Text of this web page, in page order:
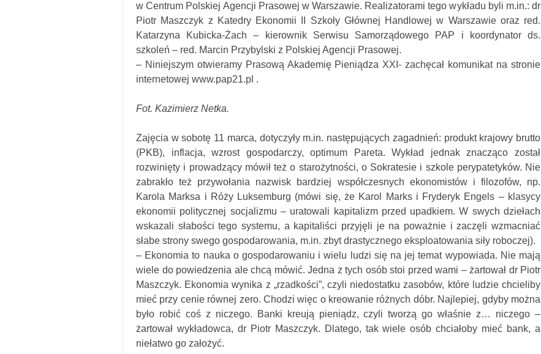
w Centrum Polskiej Agencji Prasowej w Warszawie. Realizatorami tego wykładu byli m.in.: dr
Piotr Maszczyk z Katedry Ekonomii II Szkoły Głównej Handlowej w Warszawie oraz red.
Katarzyna Kubicka-Żach – kierownik Serwisu Samorządowego PAP i koordynator ds.
szkoleń – red. Marcin Przybylski z Polskiej Agencji Prasowej.
– Niniejszym otwieramy Prasową Akademię Pieniądza XXI- zachęcał komunikat na stronie
internetowej www.pap21.pl .
Fot. Kazimierz Netka.
Zajęcia w sobotę 11 marca, dotyczyły m.in. następujących zagadnień: produkt krajowy brutto
(PKB), inflacja, wzrost gospodarczy, optimum Pareta. Wykład jednak znacząco został
rozwinięty i prowadzący mówił też o starożytności, o Sokratesie i szkole perypatetyków. Nie
zabrakło też przywołania nazwisk bardziej współczesnych ekonomistów i filozofów, np.
Karola Marksa i Róży Luksemburg (mówi się, że Karol Marks i Fryderyk Engels – klasycy
ekonomii politycznej socjalizmu – uratowali kapitalizm przed upadkiem. W swych dziełach
wskazali słabości tego systemu, a kapitaliści przyjęli je na poważnie i zaczęli wzmacniać
słabe strony swego gospodarowania, m.in. zbyt drastycznego eksploatowania siły roboczej).
– Ekonomia to nauka o gospodarowaniu i wielu ludzi się na jej temat wypowiada. Nie mają
wiele do powiedzenia ale chcą mówić. Jedna z tych osób stoi przed wami – żartował dr Piotr
Maszczyk. Ekonomia wynika z „rzadkości”, czyli niedostatku zasobów, które ludzie chcieliby
mieć przy cenie równej zero. Chodzi więc o kreowanie różnych dóbr. Najlepiej, gdyby można
było robić coś z niczego. Banki kreują pieniądz, czyli tworzą go właśnie z… niczego –
żartował wykładowca, dr Piotr Maszczyk. Dlatego, tak wiele osób chciałoby mieć bank, a
niełatwo go założyć.